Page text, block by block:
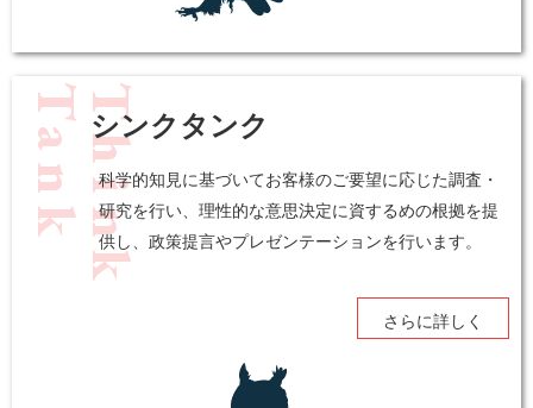
T
h
i
n
k
T
a
n
kシンクタンク
科学的知見に基づいてお客様のご要望に応じた調査・
研究を行い、理性的な意思決定に資するめの根拠を提
供し、政策提言やプレゼンテーションを行います。
さらに詳しく